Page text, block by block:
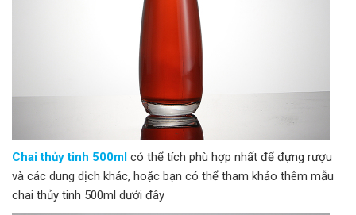
Chai thủy tinh 500ml có thể tích phù hợp nhất để đựng rượu
và các dung dịch khác, hoặc bạn có thể tham khảo thêm mẫu
chai thủy tinh 500ml dưới đây